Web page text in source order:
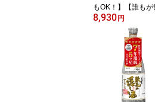
もOK！】【誰もが
でみたい大人気芋焼
酎！】 魔王 芋
25度 1800ml(s)(a)
8,930 円